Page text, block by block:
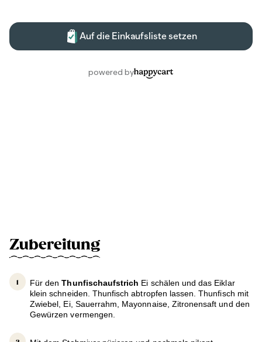
Zubereitung
Für denThunfischaufstrich Ei schälen und das Eiklar
klein schneiden. Thunfisch abtropfen lassen. Thunfisch mit
Zwiebel, Ei, Sauerrahm, Mayonnaise, Zitronensaft und den
Gewürzen vermengen.